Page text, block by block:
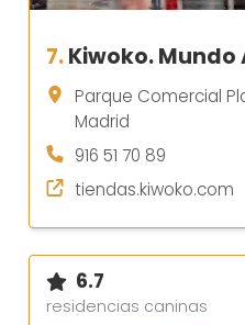
7.Kiwoko. Mundo
Parque Comercial
Madrid
916 51 70 89
tiendas.kiwoko.com
6.7
residencias caninas